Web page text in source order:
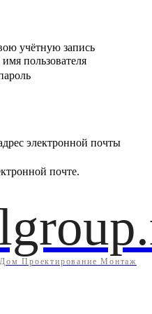
учётную запись
пользователя
электронной почты
почте.
Дом Проектирование Монтаж